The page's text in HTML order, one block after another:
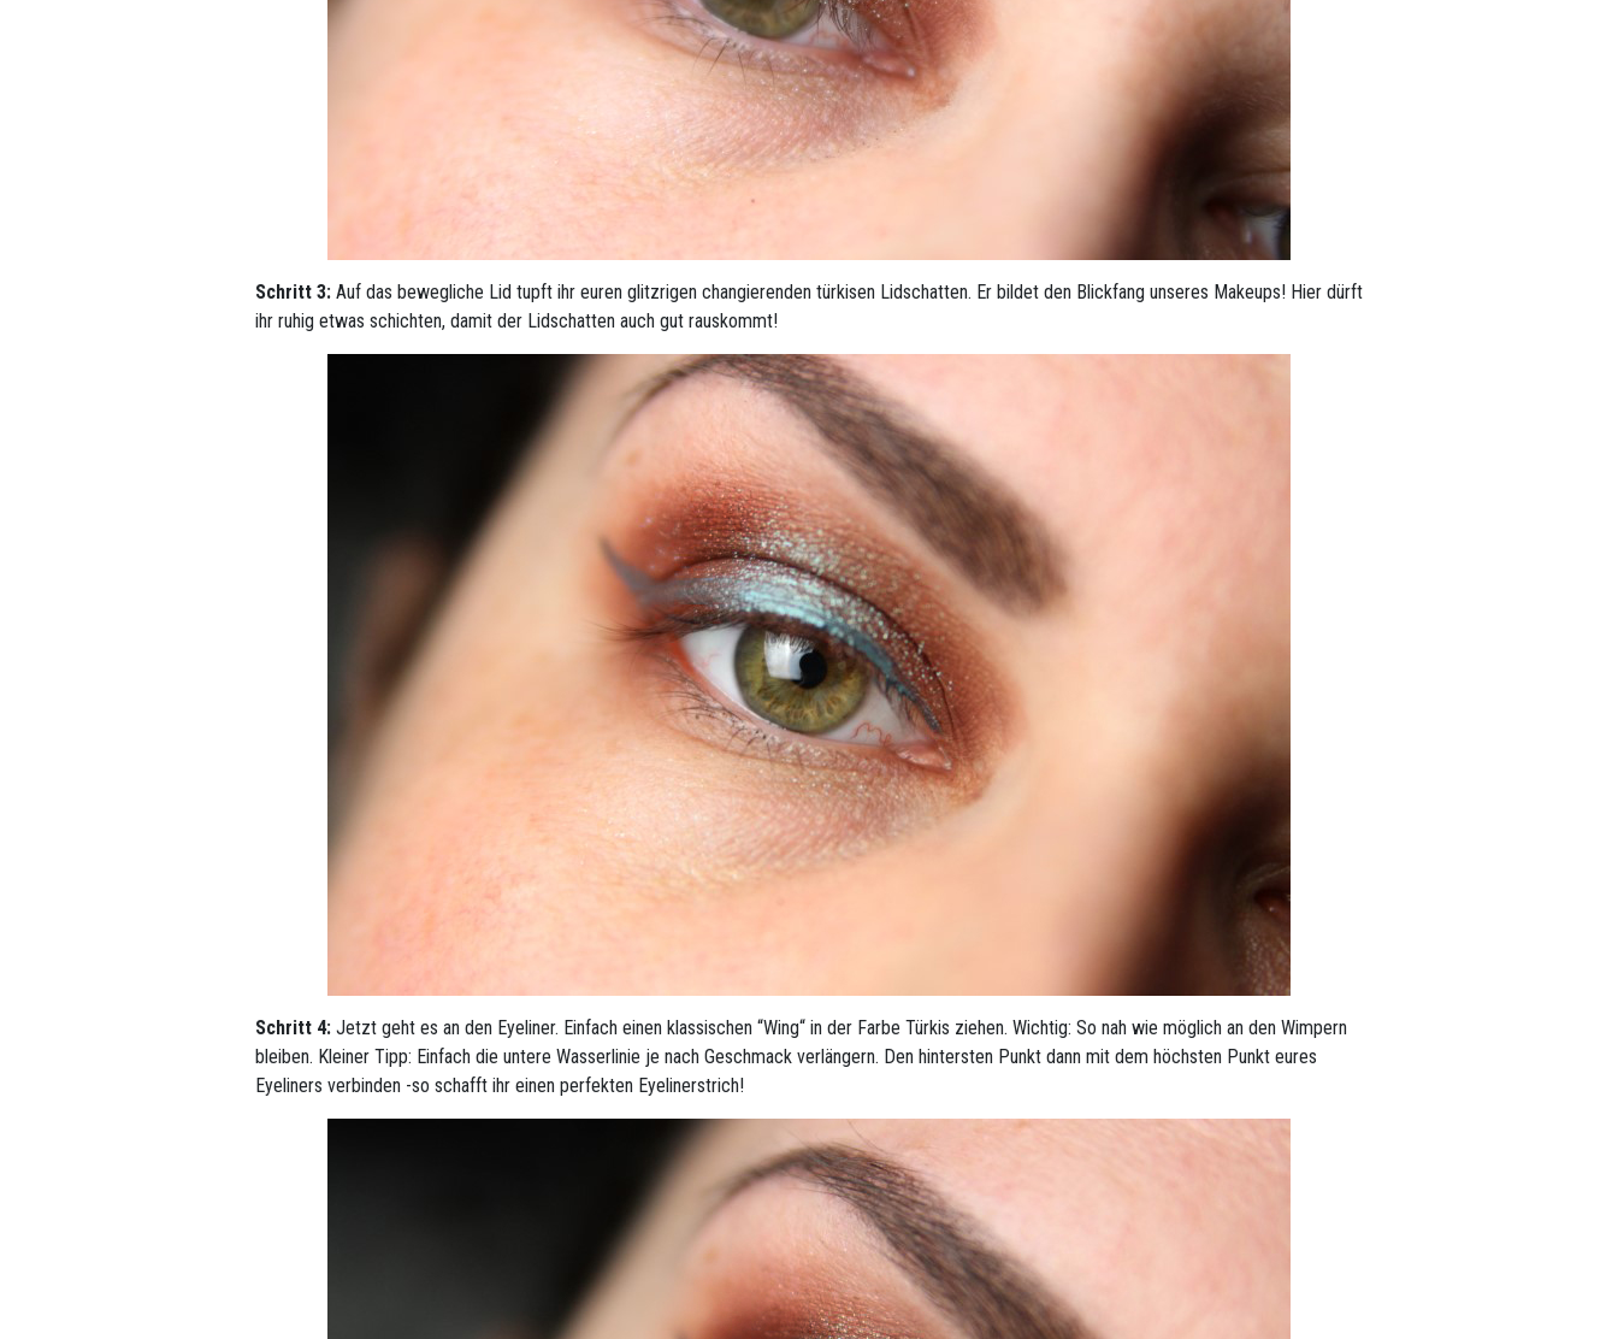
Schritt 3: Auf das bewegliche Lid tupft ihr euren glitzrigen changierenden türkisen Lidschatten. Er bildet den Blickfang unseres Makeups! Hier dürft
ihr ruhig etwas schichten, damit der Lidschatten auch gut rauskommt!
Schritt 4: Jetzt geht es an den Eyeliner. Einfach einen klassischen “Wing“ in der Farbe Türkis ziehen. Wichtig: So nah wie möglich an den Wimpern
bleiben. Kleiner Tipp: Einfach die untere Wasserlinie je nach Geschmack verlängern. Den hintersten Punkt dann mit dem höchsten Punkt eures
Eyeliners verbinden -so schafft ihr einen perfekten Eyelinerstrich!